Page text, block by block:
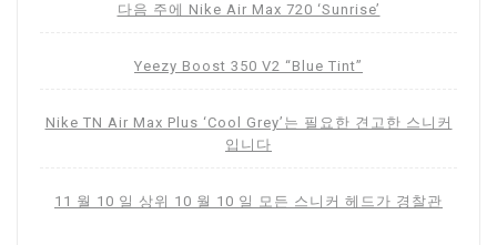
다음 주에 Nike Air Max 720 ‘Sunrise’
Yeezy Boost 350 V2 “Blue Tint”
Nike TN Air Max Plus ‘Cool Grey’는 필요한 견고한 스니커
입니다
11 월 10 일 상위 10 월 10 일 모든 스니커 헤드가 경찰관